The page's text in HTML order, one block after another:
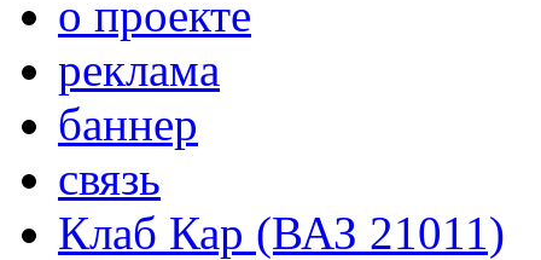
о проекте
реклама
баннер
связь
Клаб Кар (ВАЗ 21011)